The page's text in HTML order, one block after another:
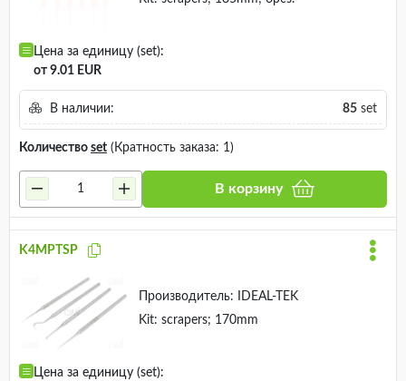
Цена за единицу (set):
от 9.01 EUR
В наличии: 85 set
Количество set (Кратность заказа: 1)
В корзину
K4MPTSP
Производитель:
IDEAL-TEK
Kit: scrapers; 170mm
Цена за единицу (set):